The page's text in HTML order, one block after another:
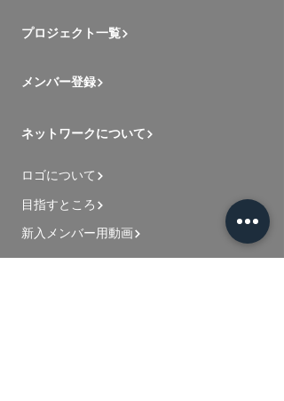
プロジェクト一覧
メンバー登録
ネットワークについて
ロゴについて
目指すところ
新入メンバー用動画